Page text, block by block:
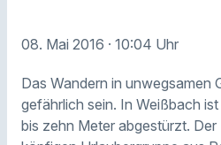
08. Mai 2016 · 10:04 Uhr
Das Wandern in unwegsamen
gefährlich sein. In Weißbach
bis zehn Meter abgestürzt.